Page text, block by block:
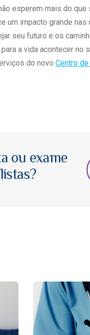
esperem mais do
um impacto grande
seu futuro e os
a vida acontecer no
do novo Centro
ou exame